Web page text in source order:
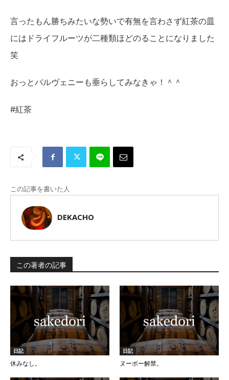
言ったもん勝ちみたいな勢いで有無を言わさず紅茶の皿
にはドライフルーツが二種類ほどのることになりました
笑
おっとバルヴェニーも垂らしてみなきゃ！＾＾
#紅茶
この記事を書いた人
DEKACHO
この著者の記事
日記
休みなし。
日記
ヌーボー解禁。